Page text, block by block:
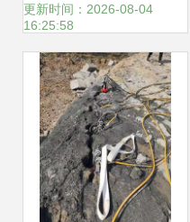
设之路 工程管理的
创新与挑战
更新时间：2026-08-04
16:25:58